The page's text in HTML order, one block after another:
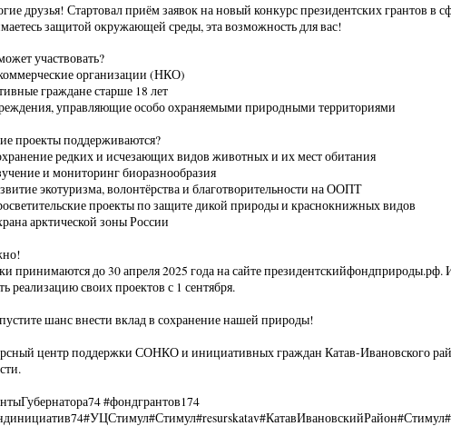
друзья! Стартовал приём заявок на новый конкурс президентских грантов в
защитой окружающей среды, эта возможность для вас!
участвовать?
организации (НКО)
граждане старше 18 лет
управляющие особо охраняемыми природными территориями
проекты поддерживаются?
редких и исчезающих видов животных и их мест обитания
и мониторинг биоразнообразия
экотуризма, волонтёрства и благотворительности на ООПТ
проекты по защите дикой природы и краснокнижных видов
арктической зоны России
принимаются до 30 апреля 2025 года на сайте президентскийфондприроды.рф.
реализацию своих проектов с 1 сентября.
шанс внести вклад в сохранение нашей природы!
центр поддержки СОНКО и инициативных граждан Катав-Ивановского
#фондгрантов174